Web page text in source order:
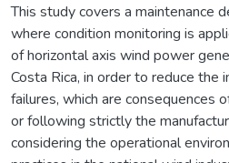
This study covers a maintenance
where condition monitoring is
of horizontal axis wind power
Costa Rica, in order to reduce the
failures, which are consequences
or following strictly the
considering the operational